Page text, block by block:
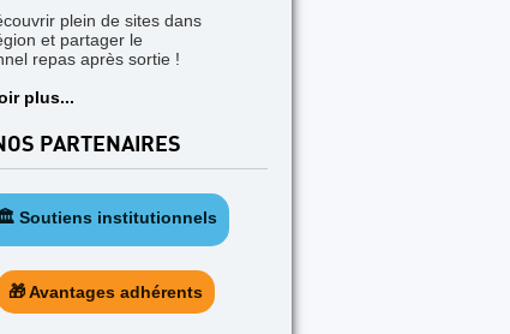
plein de sites dans
et partager le
repas après sortie !
plus...
PARTENAIRES
Soutiens institutionnels
🎁 Avantages adhérents